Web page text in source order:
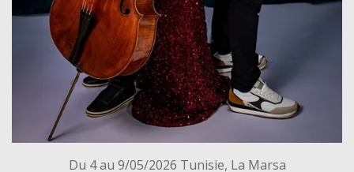
Du 4 au 9/05/2026 Tunisie, La Marsa